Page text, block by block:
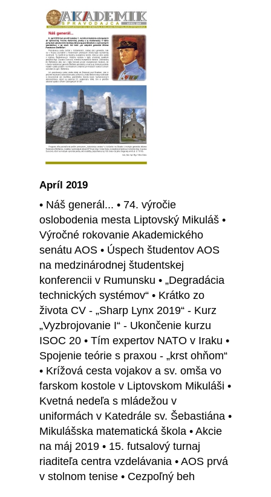
Apríl 2019
• Náš generál... • 74. výročie
oslobodenia mesta Liptovský Mikuláš •
Výročné rokovanie Akademického
senátu AOS • Úspech študentov AOS
na medzinárodnej študentskej
konferencii v Rumunsku • „Degradácia
technických systémov“ • Krátko zo
života CV - „Sharp Lynx 2019“ - Kurz
„Vyzbrojovanie I“ - Ukončenie kurzu
ISOC 20 • Tím expertov NATO v Iraku •
Spojenie teórie s praxou - „krst ohňom“
• Krížová cesta vojakov a sv. omša vo
farskom kostole v Liptovskom Mikuláši •
Kvetná nedeľa s mládežou v
uniformách v Katedrále sv. Šebastiána •
Mikulášska matematická škola • Akcie
na máj 2019 • 15. futsalový turnaj
riaditeľa centra vzdelávania • AOS prvá
v stolnom tenise • Cezpoľný beh